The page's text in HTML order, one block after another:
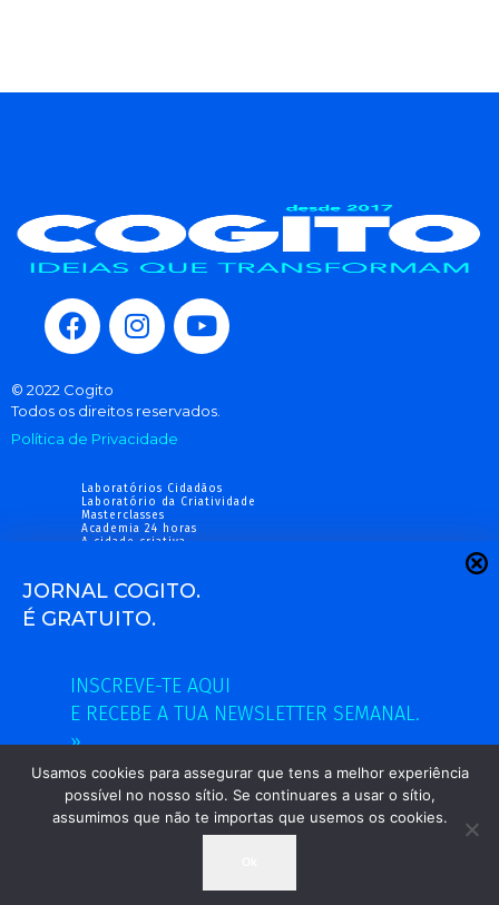
JORNAL COGITO.
É GRATUITO.
INSCREVE-TE AQUI
E RECEBE A TUA NEWSLETTER SEMANAL.
»
© 2022 Cogito
Todos os direitos reservados.
Política de Privacidade
Laboratórios Cidadãos
Laboratório da Criatividade
Masterclasses
Academia 24 horas
A cidade criativa
www.cogito.pt
newsletter semanal. »
Usamos cookies para assegurar que tens a melhor experiência
possível no nosso sítio. Se continuares a usar o sítio,
assumimos que não te importas que usemos os cookies.